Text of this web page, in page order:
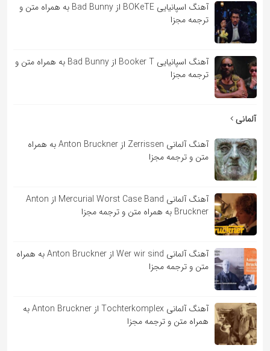
آهنگ اسپانیایی BOKeTE از Bad Bunny به همراه متن و
ترجمه مجزا
آهنگ اسپانیایی Booker T از Bad Bunny به همراه متن و
ترجمه مجزا
آلمانی
آهنگ آلمانی Zerrissen از Anton Bruckner به همراه
متن و ترجمه مجزا
آهنگ آلمانی Mercurial Worst Case Band از Anton
Bruckner به همراه متن و ترجمه مجزا
آهنگ آلمانی Wer wir sind از Anton Bruckner به همراه
متن و ترجمه مجزا
آهنگ آلمانی Tochterkomplex از Anton Bruckner به
همراه متن و ترجمه مجزا